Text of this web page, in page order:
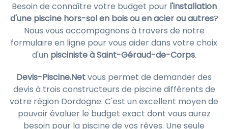
Besoin de connaître votre budget pour l'installation
d'une piscine hors-sol en bois ou en acier ou autres?
Nous vous accompagnons à travers de notre
formulaire en ligne pour vous aider dans votre choix
d'un pisciniste à Saint-Géraud-de-Corps.
Devis-Piscine.Netvous permet de demander des
devis à trois constructeurs de piscine différents de
votre région Dordogne. C'est un excellent moyen de
pouvoir évaluer le budget exact dont vous aurez
besoin pour la piscine de vos rêves. Une seule